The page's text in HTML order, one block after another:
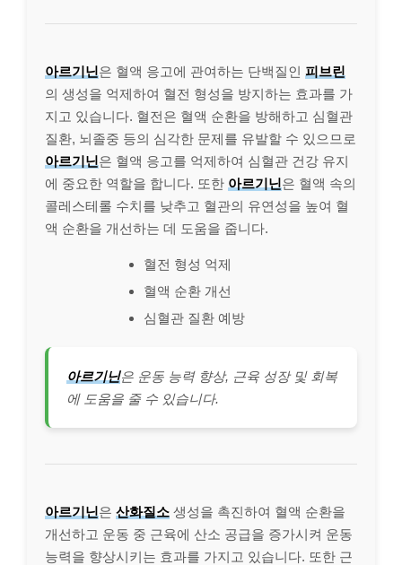
아르기닌은 혈액 응고에 관여하는 단백질인 피브린
의 생성을 억제하여 혈전 형성을 방지하는 효과를 가
지고 있습니다. 혈전은 혈액 순환을 방해하고 심혈관
질환, 뇌졸중 등의 심각한 문제를 유발할 수 있으므로
아르기닌은 혈액 응고를 억제하여 심혈관 건강 유지
에 중요한 역할을 합니다. 또한 아르기닌은 혈액 속의
콜레스테롤 수치를 낮추고 혈관의 유연성을 높여 혈
액 순환을 개선하는 데 도움을 줍니다.
혈전 형성 억제
혈액 순환 개선
심혈관 질환 예방
아르기닌은 운동 능력 향상, 근육 성장 및 회복
에 도움을 줄 수 있습니다.
아르기닌은 산화질소 생성을 촉진하여 혈액 순환을
개선하고 운동 중 근육에 산소 공급을 증가시켜 운동
능력을 향상시키는 효과를 가지고 있습니다. 또한 근